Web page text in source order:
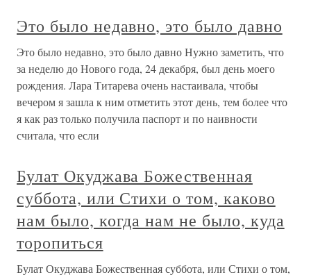
Это было недавно, это было давно
Это было недавно, это было давно Нужно заметить, что
за неделю до Нового года, 24 декабря, был день моего
рождения. Лара Титарева очень настаивала, чтобы
вечером я зашла к ним отметить этот день, тем более что
я как раз только получила паспорт и по наивности
считала, что если
Булат Окуджава Божественная
суббота, или Стихи о том, каково
нам было, когда нам не было, куда
торопиться
Булат Окуджава Божественная суббота, или Стихи о том,